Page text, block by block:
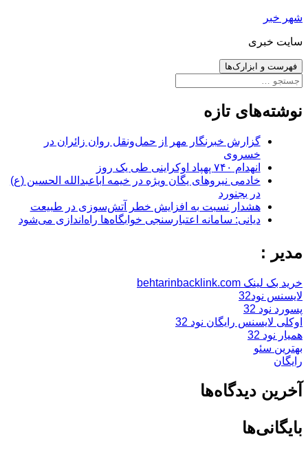
رفتن
نوشته‌ها
شهر خبر
سایت خبری
فهرست و ابزارک‌ها
جستجو
نوشته‌های تازه
گزارش خبرنگار مهر از حمل‌ونقل روان زائران در
خسروی
انهدام ۷۴۰ پهپاد اوکراینی طی یک روز
خادمی نیروهای یگان ویژه در خیمه اباعبدالله الحسین (ع)
در بجنورد
هشدار نسبت به افزایش خطر آتش‌سوزی در طبیعت
دیانی: سامانه اعتبارسنجی خوابگاه‌ها راه‌اندازی می‌شود
مدیر :
خرید بک لینک behtarinbacklink.com
لایسنس نود32
پسورد نود 32
اوکلی لایسنس رایگان نود 32
همیار نود 32
بهترین سئو
رایگان
آخرین دیدگاه‌ها
بایگانی‌ها